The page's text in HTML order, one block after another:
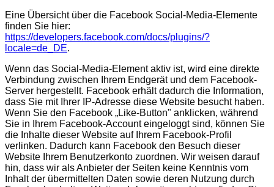
Eine Übersicht über die Facebook Social-Media-Elemente
finden Sie hier:
https://developers.facebook.com/docs/plugins/?
locale=de_DE.
Wenn das Social-Media-Element aktiv ist, wird eine direkte
Verbindung zwischen Ihrem Endgerät und dem Facebook-
Server hergestellt. Facebook erhält dadurch die Information,
dass Sie mit Ihrer IP-Adresse diese Website besucht haben.
Wenn Sie den Facebook „Like-Button" anklicken, während
Sie in Ihrem Facebook-Account eingeloggt sind, können Sie
die Inhalte dieser Website auf Ihrem Facebook-Profil
verlinken. Dadurch kann Facebook den Besuch dieser
Website Ihrem Benutzerkonto zuordnen. Wir weisen darauf
hin, dass wir als Anbieter der Seiten keine Kenntnis vom
Inhalt der übermittelten Daten sowie deren Nutzung durch